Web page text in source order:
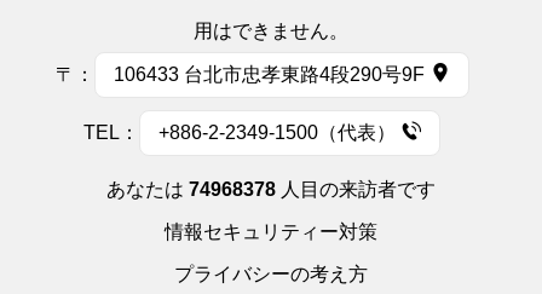
用はできません。
〒： 106433 台北市忠孝東路4段290号9F
TEL： +886-2-2349-1500（代表）
あなたは 74968378 人目の来訪者です
情報セキュリティー対策
プライバシーの考え方